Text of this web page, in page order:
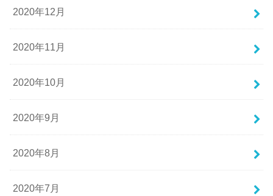
2020年12月
2020年11月
2020年10月
2020年9月
2020年8月
2020年7月